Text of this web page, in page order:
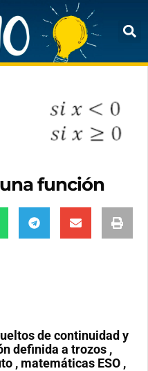
función
de continuidad y
definida a trozos ,
, matemáticas ESO ,